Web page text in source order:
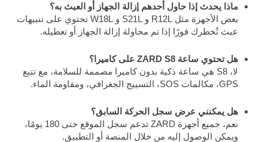
ماذا يحدث إذا حاول أحدهم إزالة الجهاز أو العبث به؟
بعض الأجهزة مثل R12L و S21L و W18L تحتوي على تنبيهات
عبث تُخطرك فورًا إذا تم محاولة إزالة الجهاز أو تعطيله.
هل تحتوي ساعة ZARD S8 على كاميرا؟
لا، S8 هي ساعة ذكية بدون كاميرا مصممة للسلامة، مع تتبع
GPS، مكالمات SOS، التسييج الجغرافي، ومقاومة الماء.
هل يمكنني عرض سجل الحركة السابق؟
نعم، جميع أجهزة ZARD تدعم سجل الموقع حتى 180 يومًا،
ويمكن الوصول إليه من خلال المنصة أو التطبيق.